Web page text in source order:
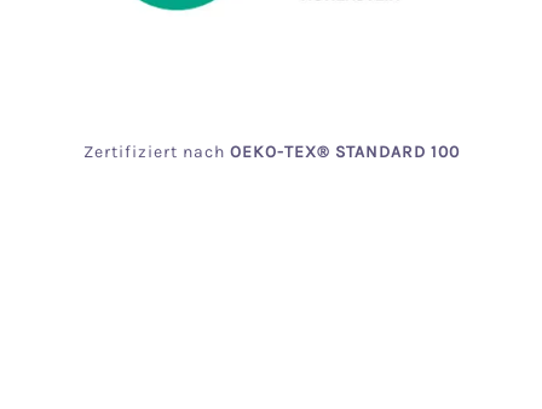
Zertifiziert nach OEKO-TEX® STANDARD 100